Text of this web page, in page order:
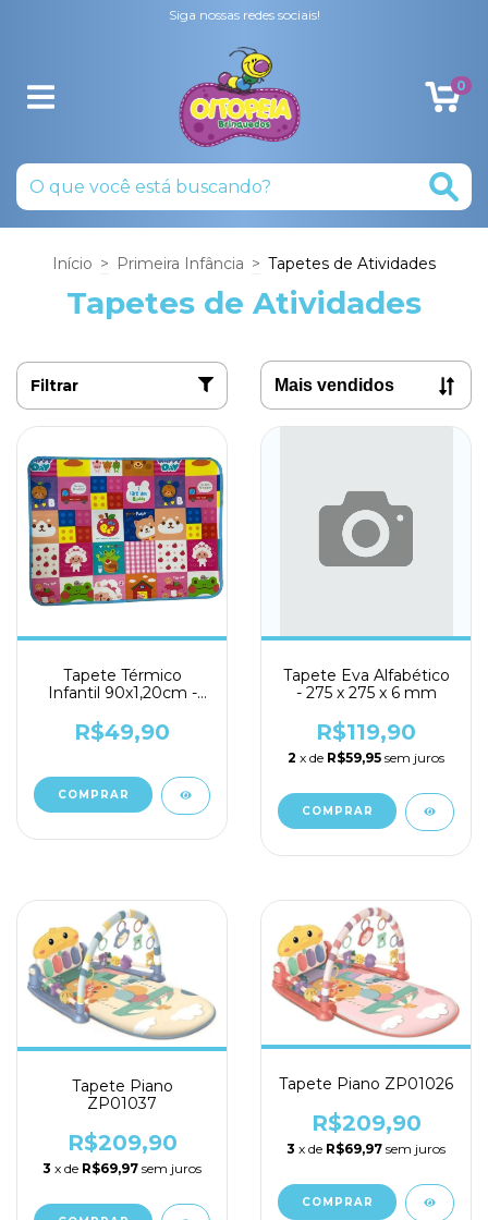
Siga nossas redes sociais!
0
Início > Primeira Infância > Tapetes de Atividades
Tapetes de Atividades
Filtrar
Tapete Térmico
Infantil 90x1,20cm -
R$49,90
Tapete Eva Alfabético
- 275 x 275 x 6 mm
R$119,90
2 x de R$59,95 sem juros
Tapete Piano
ZP01037
R$209,90
3 x de R$69,97 sem juros
Tapete Piano ZP01026
R$209,90
3 x de R$69,97 sem juros